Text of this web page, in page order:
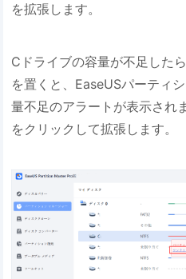
を拡張します。
Cドライブの容量が不足した
を置くと、EaseUSパーティ
量不足のアラートが表示され
をクリックして拡張します。